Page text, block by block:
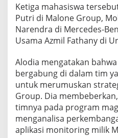
A
H
A
A
N
E
R
N
A
M
A
I
N
Ketiga mahasiswa
Putri di Malone Group,
Narendra di Mercedes-
Usama Azmil Fathany di
Alodia mengatakan
bergabung di dalam tim
untuk merumuskan
Group. Dia
timnya pada program
menganalisa
aplikasi monitoring milik